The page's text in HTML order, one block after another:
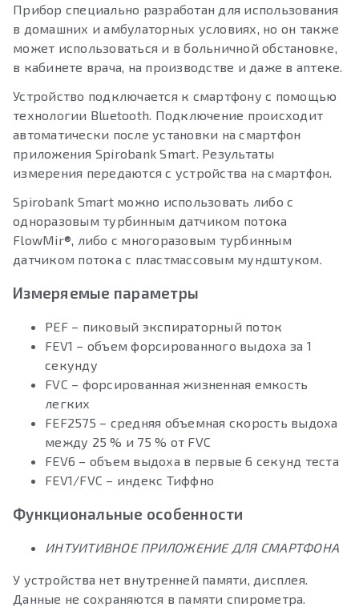
Прибор специально разработан для использования
в домашних и амбулаторных условиях, но он также
может использоваться и в больничной обстановке,
в кабинете врача, на производстве и даже в аптеке.
Устройство подключается к смартфону с помощью
технологии Bluetooth. Подключение происходит
автоматически после установки на смартфон
приложения Spirobank Smart. Результаты
измерения передаются с устройства на смартфон.
Spirobank Smart можно использовать либо с
одноразовым турбинным датчиком потока
FlowMir®, либо с многоразовым турбинным
датчиком потока с пластмассовым мундштуком.
Измеряемые параметры
PEF – пиковый экспираторный поток
FEV1 – объем форсированного выдоха за 1
секунду
FVC – форсированная жизненная емкость
легких
FEF2575 – средняя объемная скорость выдоха
между 25 % и 75 % от FVC
FEV6 – объем выдоха в первые 6 секунд теста
FEV1/FVC – индекс Тиффно
Функциональные особенности
ИНТУИТИВНОЕ ПРИЛОЖЕНИЕ ДЛЯ СМАРТФОНА
У устройства нет внутренней памяти, дисплея.
Данные не сохраняются в памяти спирометра.